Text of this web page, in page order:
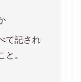
て記され
。